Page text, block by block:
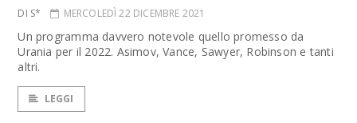
DI S* MERCOLEDÌ 22 DICEMBRE 2021
Un programma davvero notevole quello promesso da
Urania per il 2022. Asimov, Vance, Sawyer, Robinson e tanti
altri.
LEGGI